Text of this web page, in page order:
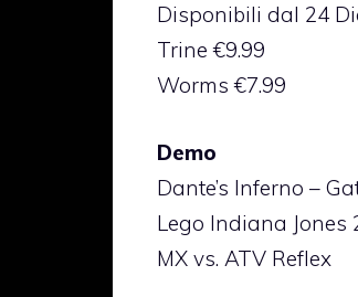
Disponibili dal 24
Trine €9.99
Worms €7.99
Demo
Dante’s Inferno –
Lego Indiana Jones
MX vs. ATV Reflex